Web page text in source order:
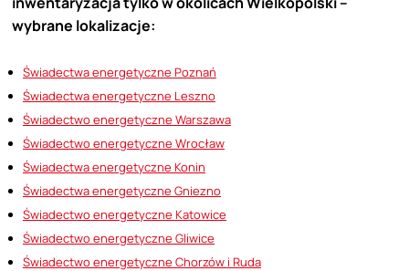
wybrane lokalizacje:
Świadectwa energetyczne Poznań
Świadectwa energetyczne Leszno
Świadectwo energetyczne Warszawa
Świadectwo energetyczne Wrocław
Świadectwa energetyczne Konin
Świadectwa energetyczne Gniezno
Świadectwo energetyczne Katowice
Świadectwo energetyczne Gliwice
Świadectwo energetyczne Chorzów i Ruda